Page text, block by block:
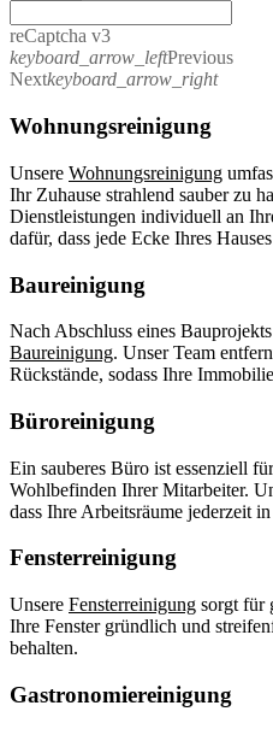
reCaptcha v3
keyboard_arrow_leftPrevious
Nextkeyboard_arrow_right
Wohnungsreinigung
Unsere Wohnungsreinigung
Ihr Zuhause strahlend sauber zu
Dienstleistungen individuell an
dafür, dass jede Ecke Ihres
Baureinigung
Nach Abschluss eines
Baureinigung. Unser Team
Rückstände, sodass Ihre
Büroreinigung
Ein sauberes Büro ist essenziell
Wohlbefinden Ihrer Mitarbeiter.
dass Ihre Arbeitsräume jederzeit
Fensterreinigung
Unsere Fensterreinigung sorgt für
Ihre Fenster gründlich und
behalten.
Gastronomiereinigung